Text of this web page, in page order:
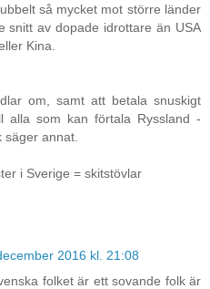
så mycket mot större länder
snitt av dopade idrottare än USA
Kina.
om, samt att betala snuskigt
alla som kan förtala Ryssland -
annat.
i Sverige = skitstövlar
2016 kl. 21:08
folket är ett sovande folk är